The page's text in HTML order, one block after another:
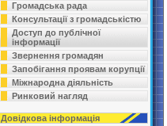
Громадська рада
Консультації з громадськістю
Доступ до публічної
інформації
Звернення громадян
Запобігання проявам корупції
Міжнародна діяльність
Ринковий нагляд
Довідкова інформація